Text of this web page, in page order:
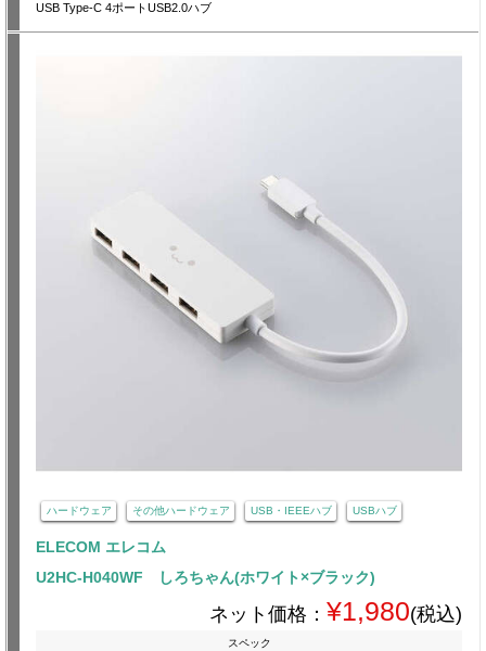
USB Type-C 4ポートUSB2.0ハブ
ハードウェア その他ハードウェア USB・IEEEハブ USBハブ
ELECOM エレコム
U2HC-H040WF しろちゃん(ホワイト×ブラック)
ネット価格： ¥1,980(税込)
スペック